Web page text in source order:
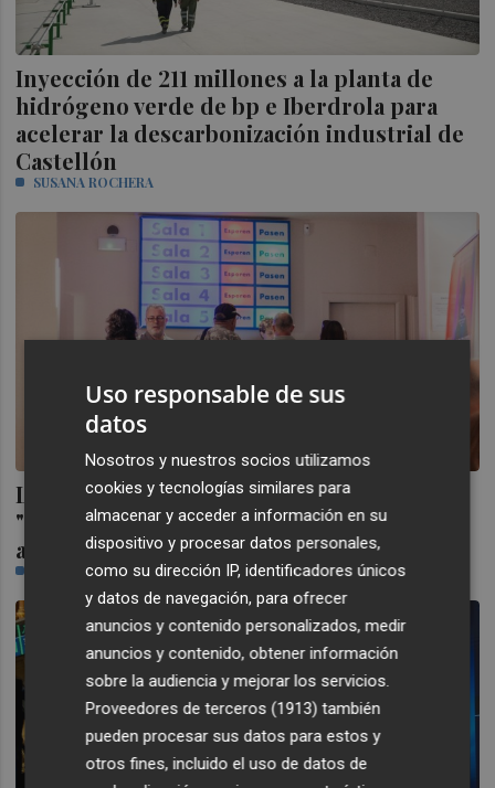
Inyección de 211 millones a la planta de
hidrógeno verde de bp e Iberdrola para
acelerar la descarbonización industrial de
Castellón
SUSANA ROCHERA
Los festivales de cine de la Comunitat, en
"situación límite" por los retrasos en las
ayudas del IVC
Uso responsable de sus
datos
Nosotros y nuestros socios utilizamos
cookies y tecnologías similares para
almacenar y acceder a información en su
dispositivo y procesar datos personales,
como su dirección IP, identificadores únicos
y datos de navegación, para ofrecer
anuncios y contenido personalizados, medir
anuncios y contenido, obtener información
sobre la audiencia y mejorar los servicios.
Proveedores de terceros (1913) también
pueden procesar sus datos para estos y
otros fines, incluido el uso de datos de